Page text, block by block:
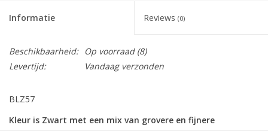
Informatie Reviews (0)
Beschikbaarheid: Op voorraad(8)
Levertijd:
Vandaag verzonden
BLZ57
Kleur is Zwart met een mix van grovere en fijnere